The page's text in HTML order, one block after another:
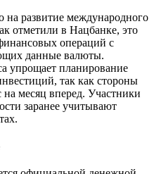
на развитие международного
отметили в Нацбанке, это
операций с
данные валюты.
упрощает планирование
так как стороны
месяц вперед. Участники
заранее учитывают